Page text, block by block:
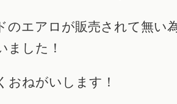
のエアロが販売されて無い
ました！
おねがいします！